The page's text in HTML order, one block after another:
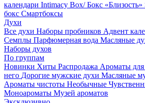
календари Intimacy Box/ Бокс «Близость»
бокс Смартбоксы
Духи
Все духи Наборы пробников Адвент
Семплы Парфюмерная вода Масляные
Наборы духов
По группам
Новинки Хиты Распродажа Ароматы для
него Дорогие мужские духи Масляные
Ароматы чистоты Необычные
Моноароматы Музей ароматов